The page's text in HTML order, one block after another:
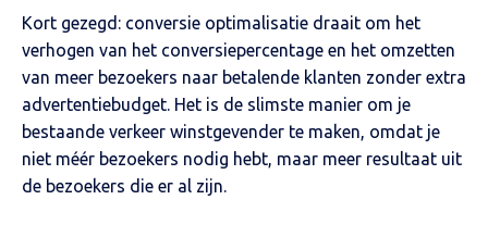
Kort gezegd: conversie optimalisatie draait om het
verhogen van het conversiepercentage en het omzetten
van meer bezoekers naar betalende klanten zonder extra
advertentiebudget. Het is de slimste manier om je
bestaande verkeer winstgevender te maken, omdat je
niet méér bezoekers nodig hebt, maar meer resultaat uit
de bezoekers die er al zijn.